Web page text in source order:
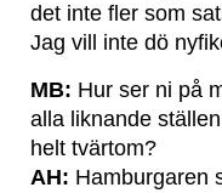
det inte fler som
Jag vill inte dö
MB: Hur ser ni på
alla liknande
helt tvärtom?
AH: Hamburgaren